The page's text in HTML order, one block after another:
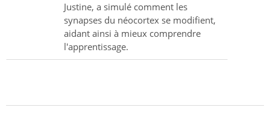
Justine, a simulé comment les
synapses du néocortex se modifient,
aidant ainsi à mieux comprendre
l'apprentissage.